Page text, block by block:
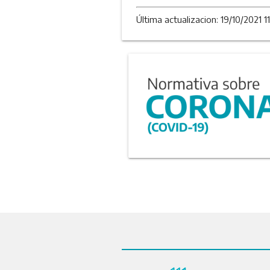
Última actualizacion: 19/10/2021